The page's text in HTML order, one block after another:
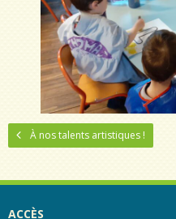
À nos talents artistiques !
ACCÈS